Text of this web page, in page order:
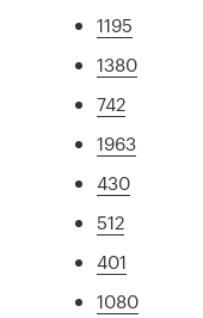
1195
1380
742
1963
430
512
401
1080